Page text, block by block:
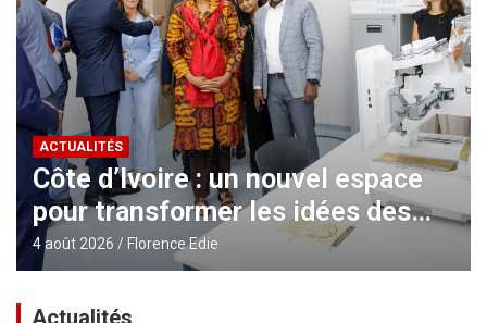
ACTUALITÉS
Côte d’Ivoire : un nouvel espace
pour transformer les idées des
jeunes en entreprises innovantes
4 août 2026 Florence Edie
Actualités